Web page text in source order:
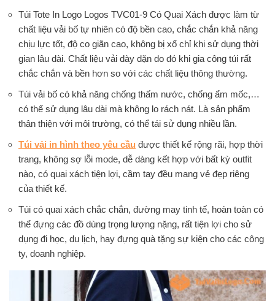
Túi Tote In Logo Logos TVC01-9 Có Quai Xách được làm từ
chất liệu vải bố tự nhiên có độ bền cao, chắc chắn khả năng
chịu lực tốt, độ co giãn cao, không bị xổ chỉ khi sử dụng thời
gian lâu dài. Chất liệu vải dày dặn do đó khi gia công túi rất
chắc chắn và bền hơn so với các chất liệu thông thường.
Túi vải bố có khả năng chống thấm nước, chống ẩm mốc,…
có thể sử dụng lâu dài mà không lo rách nát. Là sản phẩm
thân thiện với môi trường, có thể tái sử dụng nhiều lần.
Túi vải in hình theo yêu cầu được thiết kế rộng rãi, hợp thời
trang, không sợ lỗi mode, dễ dàng kết hợp với bất kỳ outfit
nào, có quai xách tiện lợi, cầm tay đều mang vẻ đẹp riêng
của thiết kế.
Túi có quai xách chắc chắn, đường may tinh tế, hoàn toàn có
thể đựng các đồ dùng trọng lượng nặng, rất tiện lợi cho sử
dụng đi học, du lịch, hay đựng quà tặng sự kiện cho các công
ty, doanh nghiệp.